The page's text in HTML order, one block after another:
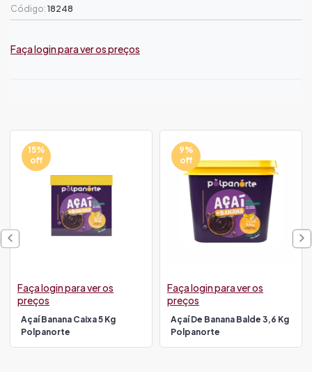
Código: 18248
Faça login para ver os preços
15%
off
Açaí Banana Caixa 5 Kg
Polpanorte
Faça login para ver os
preços
9%
off
Açaí De Banana Balde 3,6 Kg
Polpanorte
Faça login para ver os
preços